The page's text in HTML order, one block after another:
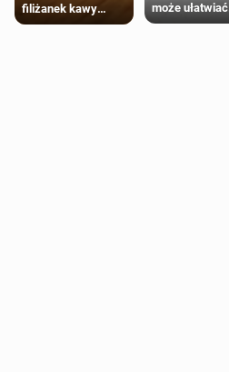
filiżanek kawy
dziennie jest
może ułatwiać
trening siłowy